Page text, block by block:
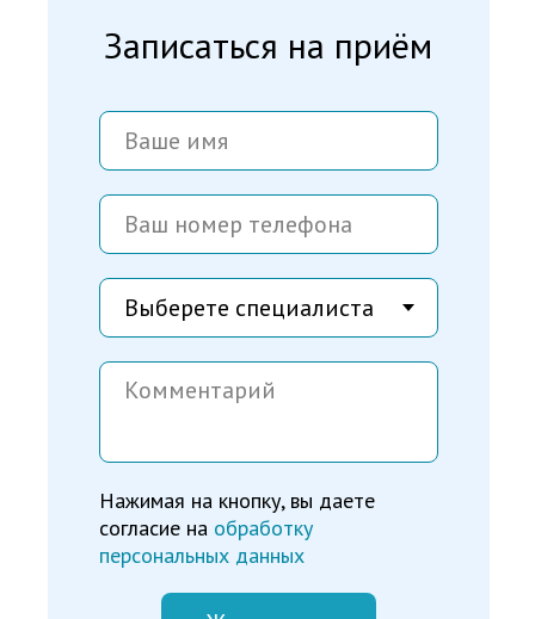
Записаться на приём
Нажимая на кнопку, вы даете
согласие на обработку
персональных данных